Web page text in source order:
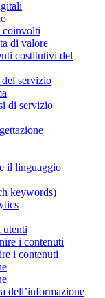
coinvolti
di valore
costitutivi del
servizio
di servizio
il linguaggio
keywords)
utenti
i contenuti
i contenuti
dell’informazione